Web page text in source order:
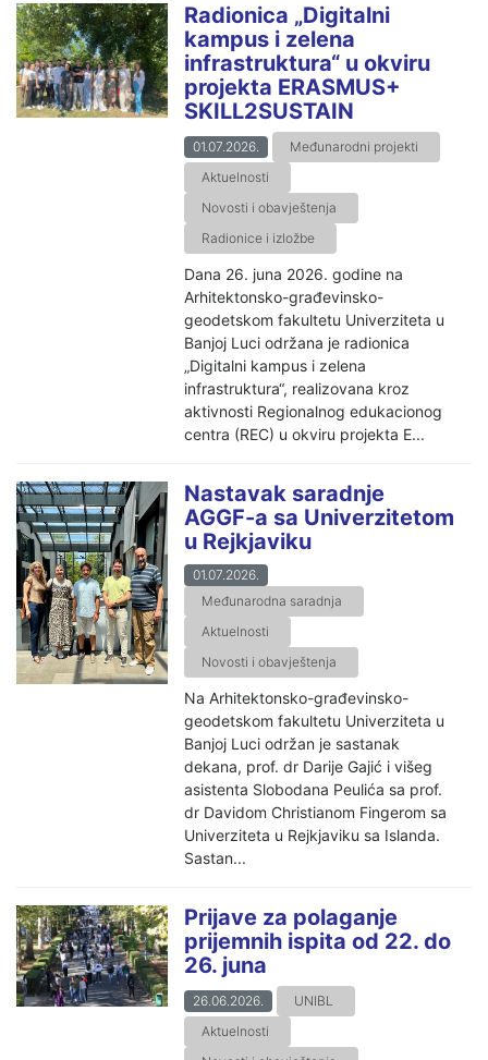
Radionica „Digitalni
kampus i zelena
infrastruktura“ u okviru
projekta ERASMUS+
SKILL2SUSTAIN
01.07.2026.
Međunarodni projekti
Aktuelnosti
Novosti i obavještenja
Radionice i izložbe
Dana 26. juna 2026. godine na
Arhitektonsko-građevinsko-
geodetskom fakultetu Univerziteta u
Banjoj Luci održana je radionica
„Digitalni kampus i zelena
infrastruktura“, realizovana kroz
aktivnosti Regionalnog edukacionog
centra (REC) u okviru projekta E...
Nastavak saradnje
AGGF-a sa Univerzitetom
u Rejkjaviku
01.07.2026.
Međunarodna saradnja
Aktuelnosti
Novosti i obavještenja
Na Arhitektonsko-građevinsko-
geodetskom fakultetu Univerziteta u
Banjoj Luci održan je sastanak
dekana, prof. dr Darije Gajić i višeg
asistenta Slobodana Peulića sa prof.
dr Davidom Christianom Fingerom sa
Univerziteta u Rejkjaviku sa Islanda.
Sastan...
Prijave za polaganje
prijemnih ispita od 22. do
26. juna
26.06.2026.
UNIBL
Aktuelnosti